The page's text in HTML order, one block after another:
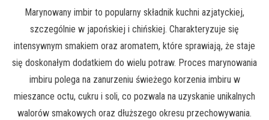
Marynowany imbir to popularny składnik kuchni azjatyckiej,
szczególnie w japońskiej i chińskiej. Charakteryzuje się
intensywnym smakiem oraz aromatem, które sprawiają, że staje
się doskonałym dodatkiem do wielu potraw. Proces marynowania
imbiru polega na zanurzeniu świeżego korzenia imbiru w
mieszance octu, cukru i soli, co pozwala na uzyskanie unikalnych
walorów smakowych oraz dłuższego okresu przechowywania.